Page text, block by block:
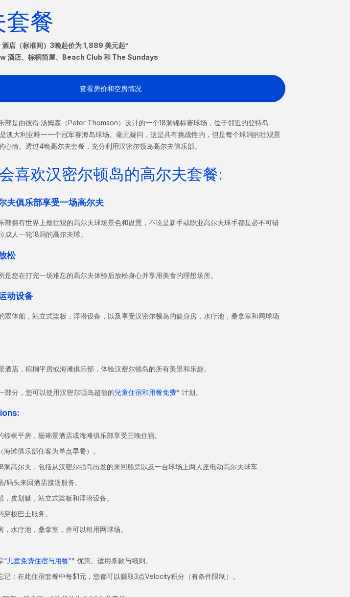
餐
店（标准间）3晚起价为 1,889 美元起*
酒店、棕榈简屋、Beach Club 和 The Sundays
查看房价和空房情况
部是由彼得·汤姆森（Peter Thomson）设计的一个18洞锦标赛球场，位于邻近的登特岛
澳大利亚唯一一个冠军赛海岛球场。毫无疑问，这是具有挑战性的，但是每个球洞的壮观景
心情。透过4晚高尔夫套餐，充分利用汉密尔顿岛高尔夫俱乐部。
喜欢汉密尔顿岛的高尔夫套餐:
夫俱乐部享受一场高尔夫
部拥有世界上最壮观的高尔夫球场景色和设置，不论是新手或职业高尔夫球手都是必不可错
人一轮18洞的高尔夫球。
松
是您在打完一场难忘的高尔夫体验后放松身心并享用美食的理想场所。
动设备
双体船，站立式桨板，浮潜设备，以及享受汉密尔顿岛的健身房，水疗池，桑拿室和网球场
酒店，棕榈平房或海滩俱乐部，体验汉密尔顿岛的所有美景和乐趣。
部分，您可以使用汉密尔顿岛超值的兒童住宿和用餐免费*计划。
棕榈平房，珊瑚景酒店或海滩俱乐部享受三晚住宿。
海滩俱乐部住客为单点早餐）。
洞高尔夫，包括从汉密尔顿岛出发的来回船票以及一台球场上两人座电动高尔夫球车
/码头来回酒店接送服务。
，皮划艇，站立式桨板和浮潜设备。
梭巴士服务。
，水疗池，桑拿室，并可以租用网球场。
“儿童免费住宿与用餐”^ 优惠。适用条款与细则。
记：在此住宿套餐中每$1元，您都可以赚取3点Velocity积分（有条件限制）。